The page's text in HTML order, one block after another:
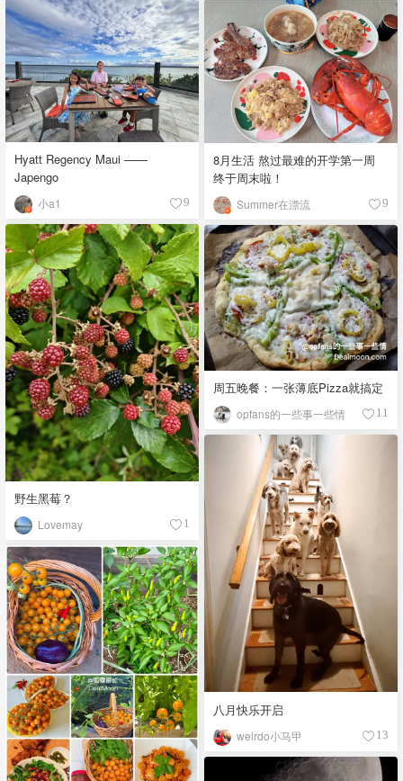
Hyatt Regency Maui ——
Japengo
小a1 9
8月生活 熬过最难的开学第一周
终于周末啦！
Summer在漂流 9
野生黑莓？
Lovemay 1
周五晚餐：一张薄底Pizza就搞定
opfans的一些事一些情 11
八月快乐开启
weirdo小马甲 13